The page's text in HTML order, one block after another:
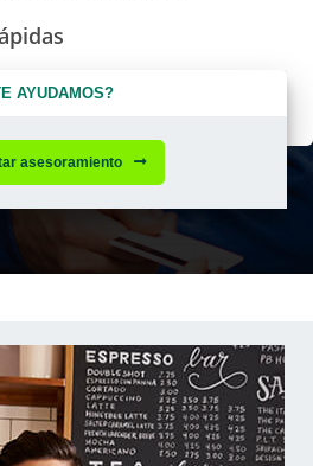
AYUDAMOS?
asesoramiento